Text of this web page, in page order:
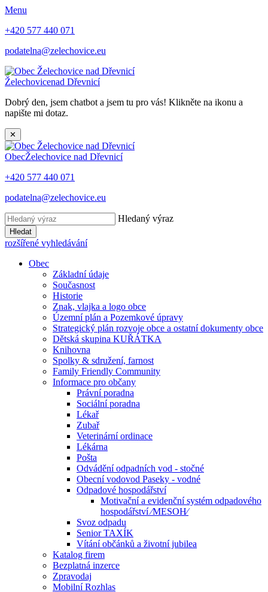
Menu
+420 577 440 071
podatelna@zelechovice.eu
Želechovicenad Dřevnicí
Dobrý den, jsem chatbot a jsem tu pro vás! Klikněte na ikonu a
napište mi dotaz.
✕
ObecŽelechovice nad Dřevnicí
+420 577 440 071
podatelna@zelechovice.eu
Hledaný výraz
Hledat
rozšířené vyhledávání
Obec
Základní údaje
Současnost
Historie
Znak, vlajka a logo obce
Územní plán a Pozemkové úpravy
Strategický plán rozvoje obce a ostatní dokumenty obce
Dětská skupina KUŘÁTKA
Knihovna
Spolky & sdružení, farnost
Family Friendly Community
Informace pro občany
Právní poradna
Sociální poradna
Lékař
Zubař
Veterinární ordinace
Lékárna
Pošta
Odvádění odpadních vod - stočné
Obecní vodovod Paseky - vodné
Odpadové hospodářství
Motivační a evidenční systém odpadového
hospodářství ⁄MESOH⁄
Svoz odpadu
Senior TAXÍK
Vítání občánků a životní jubilea
Katalog firem
Bezplatná inzerce
Zpravodaj
Mobilní Rozhlas